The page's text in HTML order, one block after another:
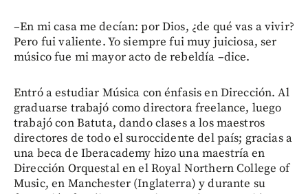
–En mi casa me decían: por Dios, ¿de qué vas a vivir?
Pero fui valiente. Yo siempre fui muy juiciosa, ser
músico fue mi mayor acto de rebeldía –dice.
Entró a estudiar Música con énfasis en Dirección. Al
graduarse trabajó como directora freelance, luego
trabajó con Batuta, dando clases a los maestros
directores de todo el suroccidente del país; gracias a
una beca de Iberacademy hizo una maestría en
Dirección Orquestal en el Royal Northern College of
Music, en Manchester (Inglaterra) y durante su